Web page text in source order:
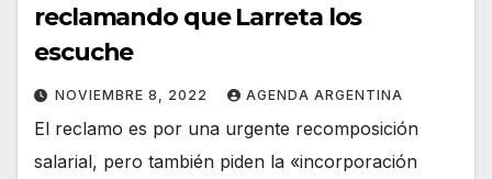
reclamando que Larreta los
escuche
NOVIEMBRE 8, 2022 AGENDA ARGENTINA
El reclamo es por una urgente recomposición
salarial, pero también piden la «incorporación